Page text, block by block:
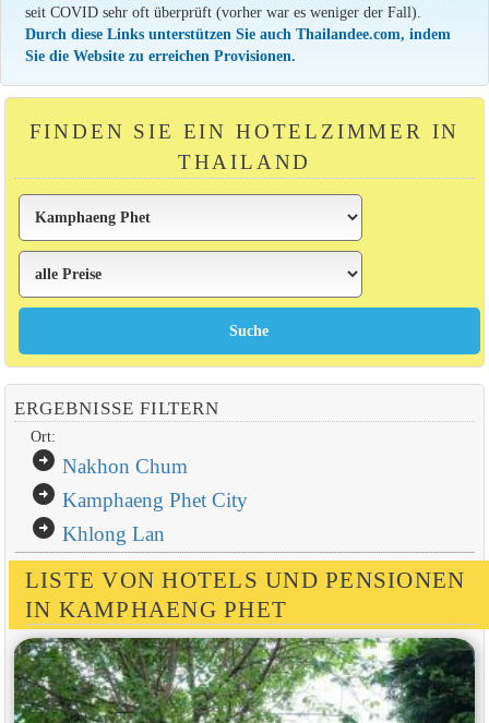
seit COVID sehr oft überprüft (vorher war es weniger der Fall).
Durch diese Links unterstützen Sie auch Thailandee.com, indem
Sie die Website zu erreichen Provisionen.
FINDEN SIE EIN HOTELZIMMER IN
THAILAND
ERGEBNISSE FILTERN
Ort:
arrow_circle_right Nakhon Chum
arrow_circle_right Kamphaeng Phet City
arrow_circle_right Khlong Lan
LISTE VON HOTELS UND PENSIONEN
IN KAMPHAENG PHET